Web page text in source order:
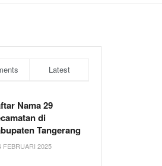
Latest
Nama 29
di
Tangerang
FEBRUARI 2025